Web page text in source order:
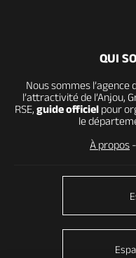
QUI
Nous sommes
l’attractivité de l’Anjou,
RSE, guide officielpour
le
À propos -